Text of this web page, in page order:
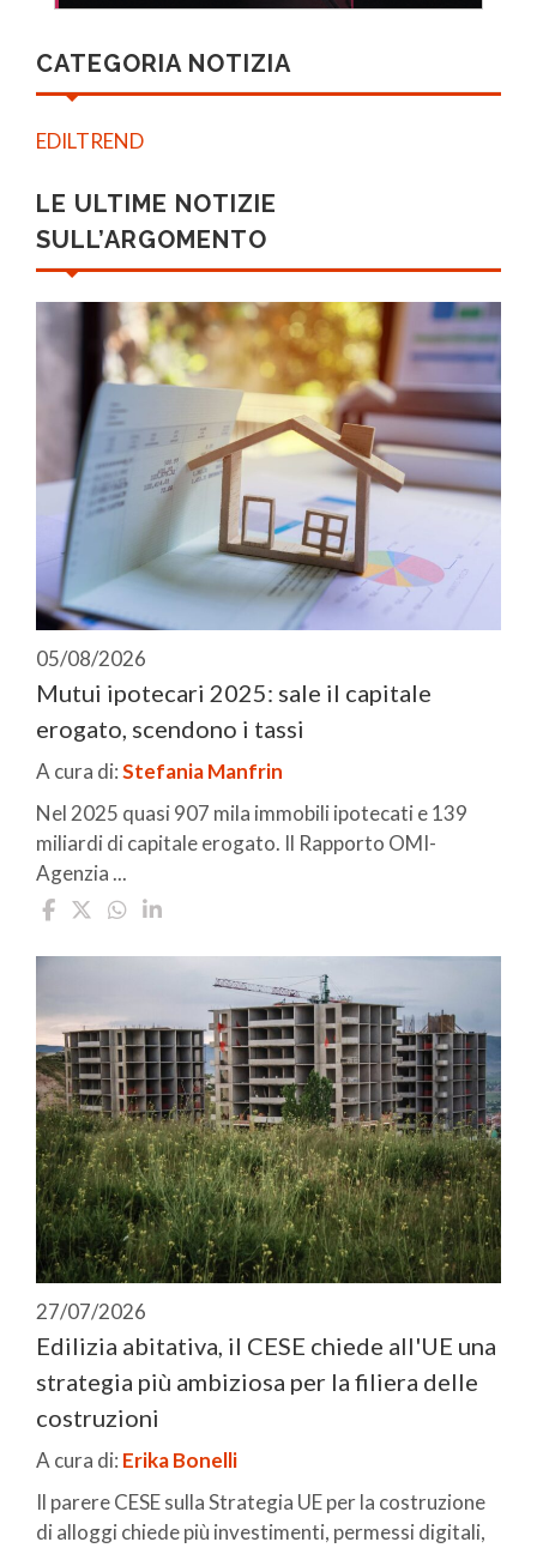
CATEGORIA NOTIZIA
EDILTREND
LE ULTIME NOTIZIE
SULL’ARGOMENTO
05/08/2026
Mutui ipotecari 2025: sale il capitale
erogato, scendono i tassi
A cura di:Stefania Manfrin
Nel 2025 quasi 907 mila immobili ipotecati e 139
miliardi di capitale erogato. Il Rapporto OMI-
Agenzia ...
27/07/2026
Edilizia abitativa, il CESE chiede all'UE una
strategia più ambiziosa per la filiera delle
costruzioni
A cura di: Erika Bonelli
Il parere CESE sulla Strategia UE per la costruzione
di alloggi chiede più investimenti, permessi digitali,